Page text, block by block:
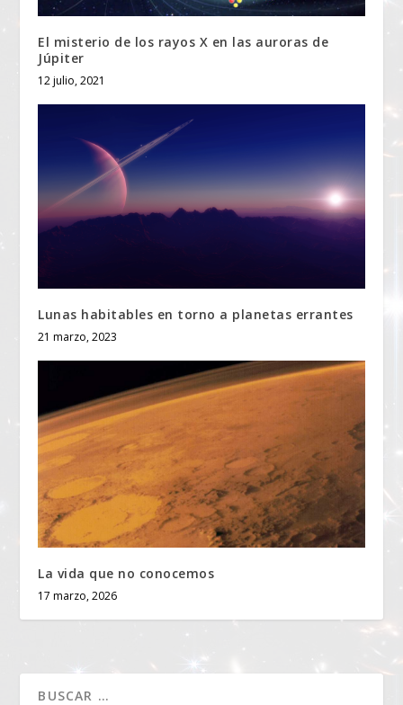
El misterio de los rayos X en las auroras de
Júpiter
12 julio, 2021
Lunas habitables en torno a planetas errantes
21 marzo, 2023
La vida que no conocemos
17 marzo, 2026